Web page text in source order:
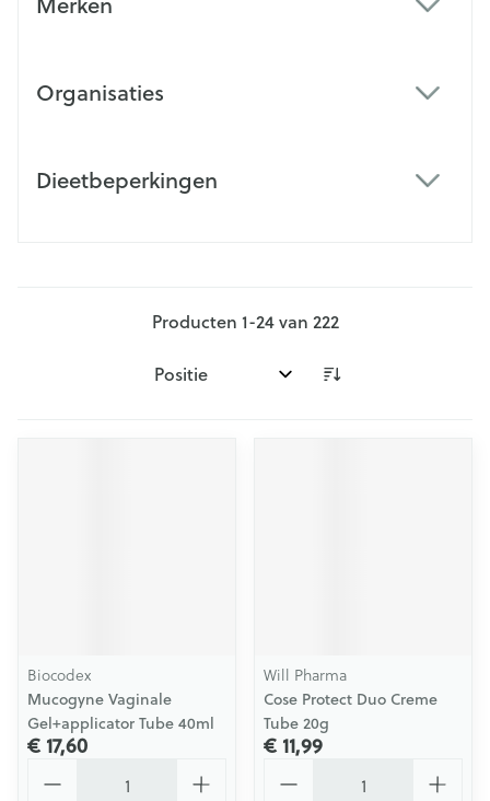
Organisaties
Dieetbeperkingen
Producten 1-24van 222
Sorteer op:
Biocodex
Mucogyne Vaginale
Gel+applicator Tube 40ml
€ 17,60
Will Pharma
Cose Protect Duo Creme
Tube 20g
€ 11,99